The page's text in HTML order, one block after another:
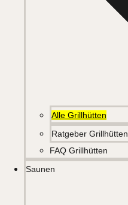
Alle Grillhütten
Ratgeber Grillhütten
FAQ Grillhütten
Saunen